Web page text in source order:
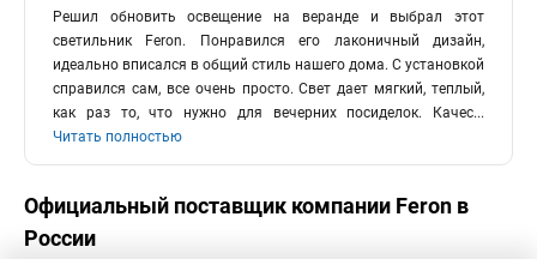
Решил обновить освещение на веранде и выбрал этот
светильник Feron. Понравился его лаконичный дизайн,
идеально вписался в общий стиль нашего дома. С установкой
справился сам, все очень просто. Свет дает мягкий, теплый,
как раз то, что нужно для вечерних посиделок. Качес...
Читать полностью
Официальный поставщик компании Feron в
России